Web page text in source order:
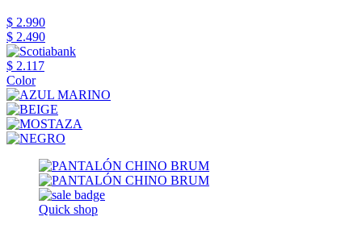
$ 2.990
$ 2.490
$ 2.117
Color
Quick shop